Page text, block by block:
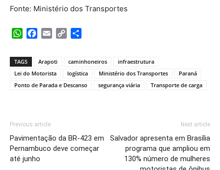
Fonte: Ministério dos Transportes
WhatsApp
Facebook
Email Copy
TAGS Arapoti caminhoneiros
infraestrutura
Lei do Motorista
logística Ministério dos Transportes
Paraná
Ponto de Parada e Descanso
segurança viária Transporte de carga
Previous article
Pavimentação da BR-423 em
Pernambuco deve começar
até junho
Next article
Salvador apresenta em Brasília
programa que ampliou em
130% número de mulheres